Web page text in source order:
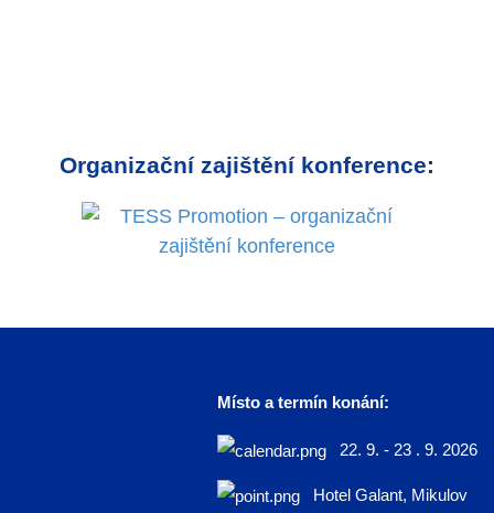
Organizační zajištění konference:
Místo a termín konání:
22. 9. - 23 . 9. 2026
Hotel Galant, Mikulov